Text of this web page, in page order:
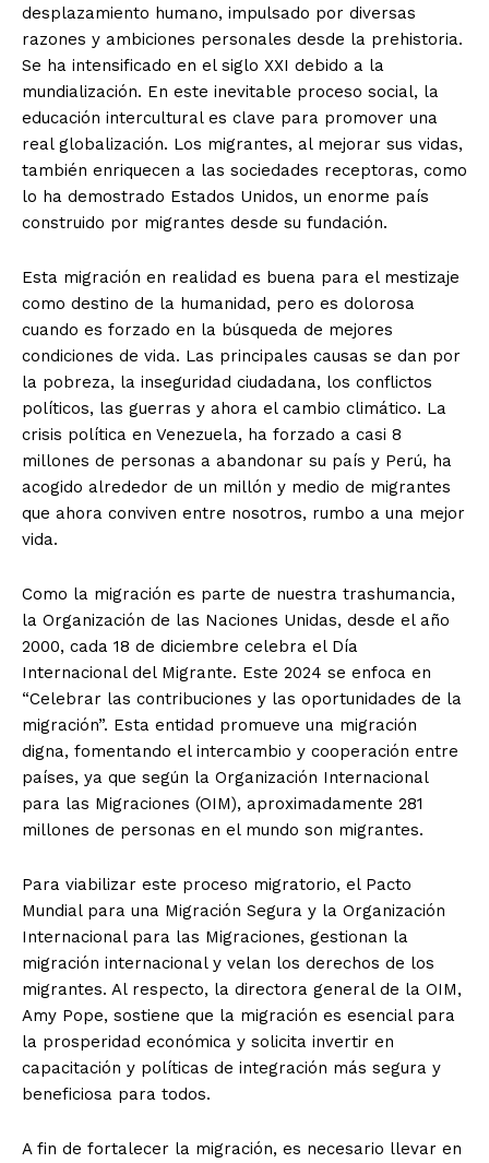
desplazamiento humano, impulsado por diversas
razones y ambiciones personales desde la prehistoria.
Se ha intensificado en el siglo XXI debido a la
mundialización. En este inevitable proceso social, la
educación intercultural es clave para promover una
real globalización. Los migrantes, al mejorar sus vidas,
también enriquecen a las sociedades receptoras, como
lo ha demostrado Estados Unidos, un enorme país
construido por migrantes desde su fundación.
Esta migración en realidad es buena para el mestizaje
como destino de la humanidad, pero es dolorosa
cuando es forzado en la búsqueda de mejores
condiciones de vida. Las principales causas se dan por
la pobreza, la inseguridad ciudadana, los conflictos
políticos, las guerras y ahora el cambio climático. La
crisis política en Venezuela, ha forzado a casi 8
millones de personas a abandonar su país y Perú, ha
acogido alrededor de un millón y medio de migrantes
que ahora conviven entre nosotros, rumbo a una mejor
vida.
Como la migración es parte de nuestra trashumancia,
la Organización de las Naciones Unidas, desde el año
2000, cada 18 de diciembre celebra el Día
Internacional del Migrante. Este 2024 se enfoca en
“Celebrar las contribuciones y las oportunidades de la
migración”. Esta entidad promueve una migración
digna, fomentando el intercambio y cooperación entre
países, ya que según la Organización Internacional
para las Migraciones (OIM), aproximadamente 281
millones de personas en el mundo son migrantes.
Para viabilizar este proceso migratorio, el Pacto
Mundial para una Migración Segura y la Organización
Internacional para las Migraciones, gestionan la
migración internacional y velan los derechos de los
migrantes. Al respecto, la directora general de la OIM,
Amy Pope, sostiene que la migración es esencial para
la prosperidad económica y solicita invertir en
capacitación y políticas de integración más segura y
beneficiosa para todos.
A fin de fortalecer la migración, es necesario llevar en